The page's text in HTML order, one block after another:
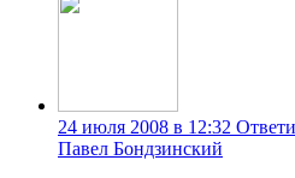
24 июля 2008 в 12:32
Павел Бондзинский